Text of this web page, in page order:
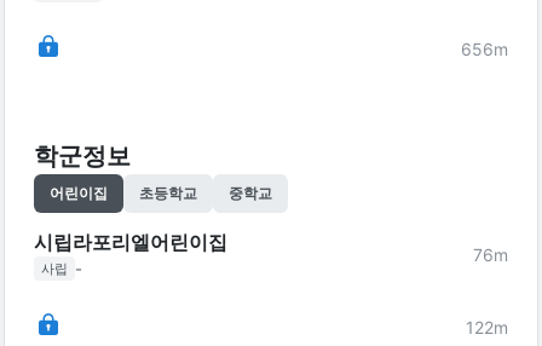
656m
학군정보
어린이집 초등학교 중학교
시립라포리엘어린이집
사립 -
76m
122m